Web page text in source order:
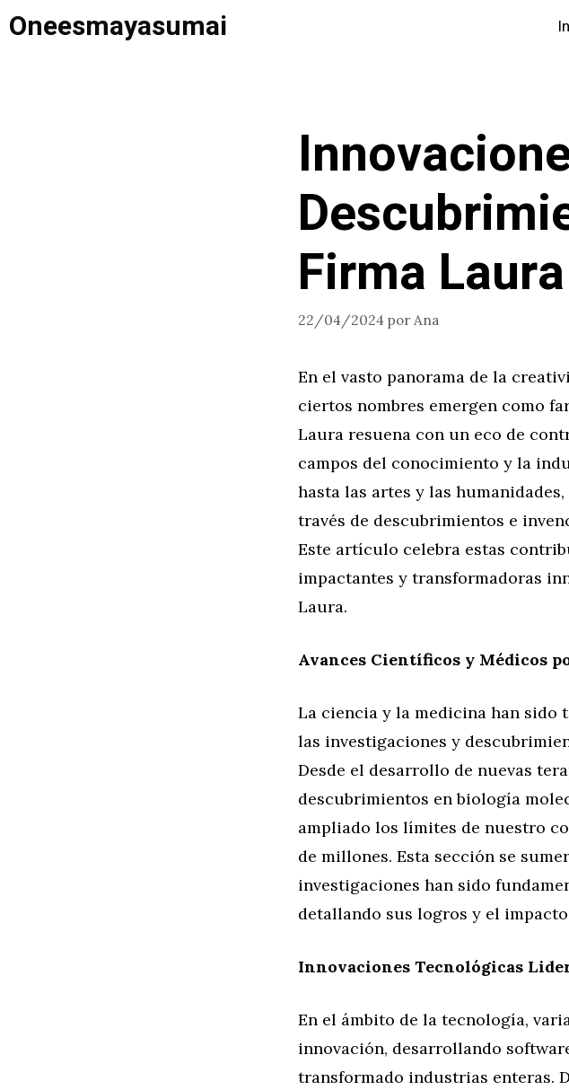
Saltar
Oneesmayasumai
Firma Laura
22/04/2024 por Ana
En el vasto panorama de la
ciertos nombres emergen como
Laura resuena con un eco de
campos del conocimiento y la
hasta las artes y las
través de descubrimientos e
Este artículo celebra estas
impactantes y transformadoras
Laura.
Avances Científicos y Médicos
La ciencia y la medicina han sido
las investigaciones y
Desde el desarrollo de nuevas
descubrimientos en biología
ampliado los límites de nuestro
de millones. Esta sección se
investigaciones han sido
detallando sus logros y el
Innovaciones Tecnológicas
En el ámbito de la tecnología,
innovación, desarrollando
transformado industrias enteras.